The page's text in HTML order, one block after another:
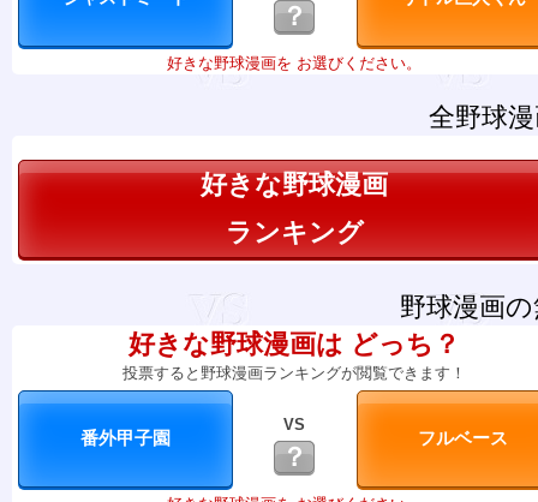
？
好きな野球漫画を お選びください。
全野球
好きな野球漫画
ランキング
野球漫画
好きな野球漫画は どっち？
投票すると野球漫画ランキングが閲覧できます！
VS
？